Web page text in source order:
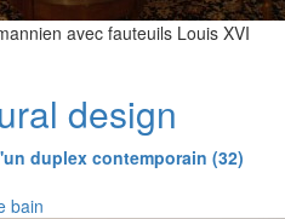
avec fauteuils Louis XVI
design
duplex contemporain (32)
bain